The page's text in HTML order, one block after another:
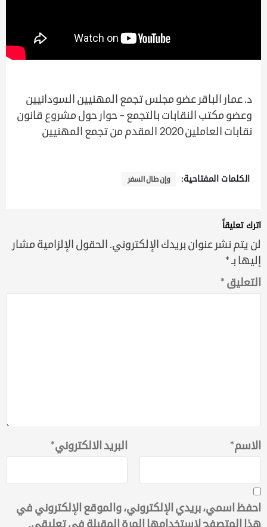
د. عمار الباقر عضو مجلس تجمع المهنيين السودانيين
وعضو مكتب النقابات بالتجمع – حوار حول مشروع قانون
نقابات العاملين 2020 المقدم من تجمع المهنيين
الكلمات المفتاحية: وإن طال السفر
اترك تعليقاً
لن يتم نشر عنوان بريدك الإلكتروني. الحقول الإلزامية مشار
إليها بـ*
التعليق *
الاسم* البريد الالكتروني*
احفظ اسمي، بريدي الإلكتروني، والموقع الإلكتروني في
هذا المتصفح لاستخدامها المرة المقبلة في تعليقي.